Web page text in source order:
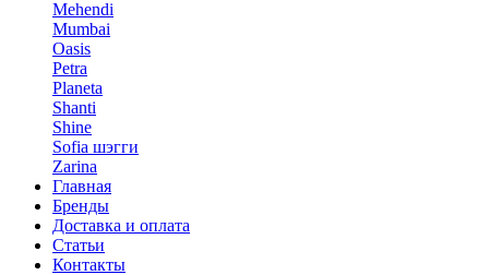
Mehendi
Mumbai
Oasis
Petra
Planeta
Shanti
Shine
Sofia шэгги
Zarina
Главная
Бренды
Доставка и оплата
Статьи
Контакты